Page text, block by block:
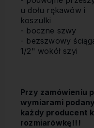
u dołu rękawów i
koszulki
- boczne szwy
- bezszwowy
1/2" wokół szyi
Przy zamówieniu
wymiarami
każdy producent
rozmiarówkę!!!